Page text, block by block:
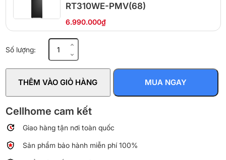
RT310WE-PMV(68)
6.990.000₫
Số lượng:lạnh
307
lít
RB30N4190B1/SV
số
lượng
THÊM VÀO GIỎ HÀNG MUA NGAY
Cellhome cam kết
Giao hàng tận nơi toàn quốc
Sản phẩm bảo hành miễn phí 100%